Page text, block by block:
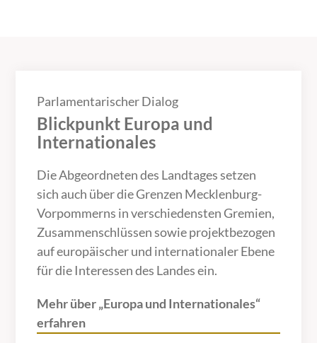
Parlamentarischer Dialog
Blickpunkt Europa und
Internationales
Die Abgeordneten des Landtages setzen
sich auch über die Grenzen Mecklenburg-
Vorpommerns in verschiedensten Gremien,
Zusammenschlüssen sowie projektbezogen
auf europäischer und internationaler Ebene
für die Interessen des Landes ein.
Mehr über „Europa und Internationales“
erfahren